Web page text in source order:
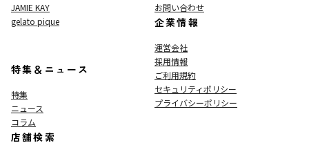
JAMIE KAY
gelato pique
特集＆ニュース
特集
ニュース
コラム
店舗検索
お問い合わせ
企業情報
運営会社
採用情報
ご利用規約
セキュリティポリシー
プライバシーポリシー